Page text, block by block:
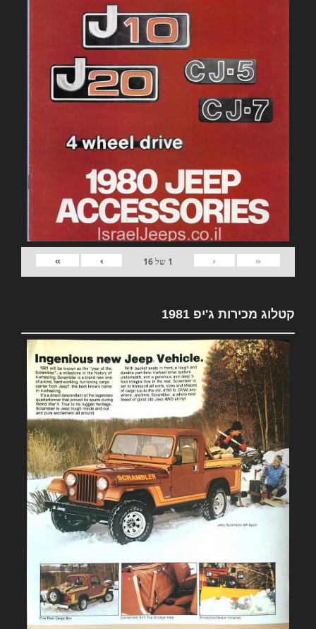
«
‹
1 של16
›
»
קטלוג מכירות ג'יפ 1981